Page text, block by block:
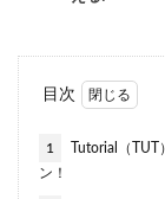
目次
1
Tutorial（
ン！